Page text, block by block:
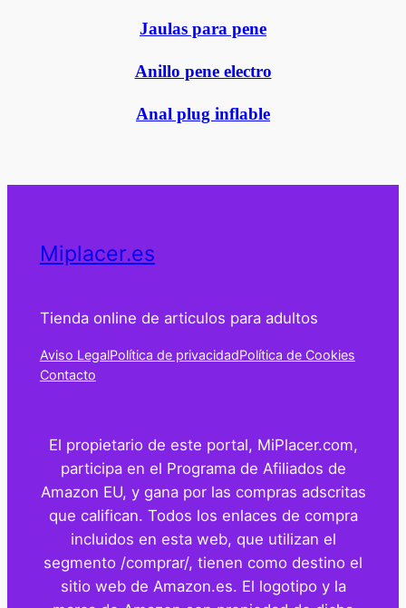
Jaulas para pene
Anillo pene electro
Anal plug inflable
Miplacer.es
Tienda online de articulos para adultos
Aviso LegalPolítica de privacidadPolítica de Cookies
Contacto
El propietario de este portal, MiPlacer.com,
participa en el Programa de Afiliados de
Amazon EU, y gana por las compras adscritas
que califican. Todos los enlaces de compra
incluidos en esta web, que utilizan el
segmento /comprar/, tienen como destino el
sitio web de Amazon.es. El logotipo y la